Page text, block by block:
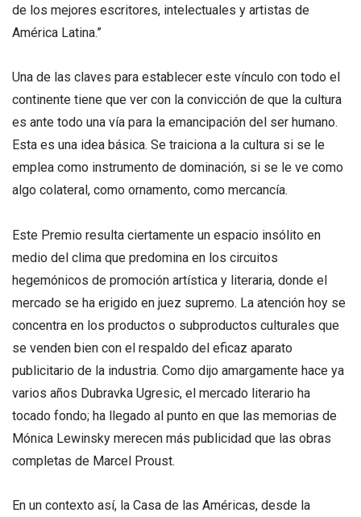
de los mejores escritores, intelectuales y artistas de
América Latina.”
Una de las claves para establecer este vínculo con todo el
continente tiene que ver con la convicción de que la cultura
es ante todo una vía para la emancipación del ser humano.
Esta es una idea básica. Se traiciona a la cultura si se le
emplea como instrumento de dominación, si se le ve como
algo colateral, como ornamento, como mercancía.
Este Premio resulta ciertamente un espacio insólito en
medio del clima que predomina en los circuitos
hegemónicos de promoción artística y literaria, donde el
mercado se ha erigido en juez supremo. La atención hoy se
concentra en los productos o subproductos culturales que
se venden bien con el respaldo del eficaz aparato
publicitario de la industria. Como dijo amargamente hace ya
varios años Dubravka Ugresic, el mercado literario ha
tocado fondo; ha llegado al punto en que las memorias de
Mónica Lewinsky merecen más publicidad que las obras
completas de Marcel Proust.
En un contexto así, la Casa de las Américas, desde la